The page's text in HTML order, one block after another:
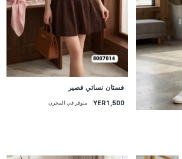
فستان نسائي قصير
YER1,500 متوفر في المخزن